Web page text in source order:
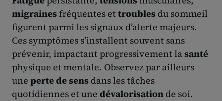
migrainesfréquentes et troubles du sommeil
figurent parmi les signaux d’alerte majeurs.
Ces symptômes s’installent souvent sans
prévenir, impactant progressivement lasanté
physique et mentale. Observez par ailleurs
une perte de sens dans les tâches
quotidiennes et une dévalorisation de soi.